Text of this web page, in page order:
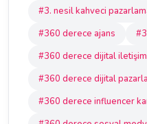
#3. nesil kahveci
#360 derece ajans
#360 derece dijital iletişim
#360 derece dijital
#360 derece influencer